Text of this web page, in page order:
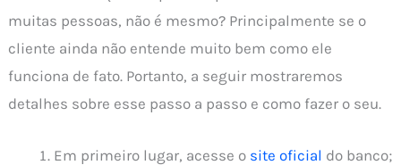
muitas pessoas, não é mesmo? Principalmente se o
cliente ainda não entende muito bem como ele
funciona de fato. Portanto, a seguir mostraremos
detalhes sobre esse passo a passo e como fazer o seu.
Em primeiro lugar, acesse o site oficial do banco;